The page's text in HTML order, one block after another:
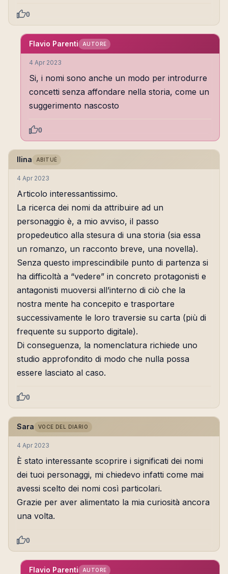
0
Flavio Parenti AUTORE
4 Apr 2023
Si, i nomi sono anche un modo per introdurre
concetti senza affondare nella storia, come un
suggerimento nascosto
0
Ilina ABITUÈ
4 Apr 2023
Articolo interessantissimo.
La ricerca dei nomi da attribuire ad un
personaggio è, a mio avviso, il passo
propedeutico alla stesura di una storia (sia essa
un romanzo, un racconto breve, una novella).
Senza questo imprescindibile punto di partenza si
ha difficoltà a “vedere” in concreto protagonisti e
antagonisti muoversi all’interno di ciò che la
nostra mente ha concepito e trasportare
successivamente le loro traversie su carta (più di
frequente su supporto digitale).
Di conseguenza, la nomenclatura richiede uno
studio approfondito di modo che nulla possa
essere lasciato al caso.
0
Sara VOCE DEL DIARIO
4 Apr 2023
È stato interessante scoprire i significati dei nomi
dei tuoi personaggi, mi chiedevo infatti come mai
avessi scelto dei nomi così particolari.
Grazie per aver alimentato la mia curiosità ancora
una volta.
0
Flavio Parenti AUTORE